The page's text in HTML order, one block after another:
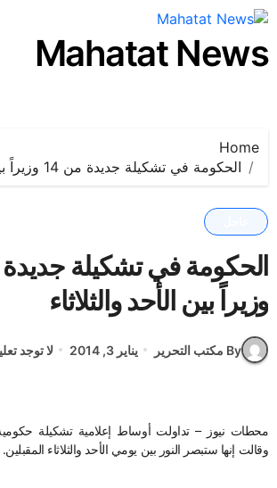
التجاوز
إلى
المحتوى
Mahatat News
Home
الحكومة في تشكيلة جديدة من 14 وزيراً بين الأحد والثلاثاء
وزيراً بين الأحد والثلاثاء
By مكتب التحرير يناير 3, 2014 لا توجد
محطات نيوز – تداولت أوساط إعلامية تشكيلة حكومية مؤلفة من 14 وزيراً،
وقالت إنها ستبصر النور بين يومي الأحد والثلاثاء المقبلين.